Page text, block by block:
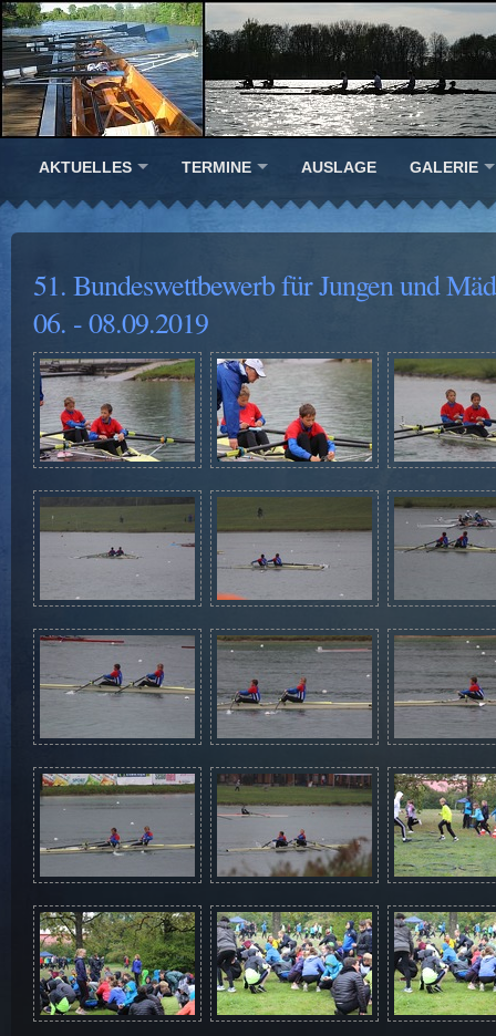
AKTUELLES TERMINE AUSLAGE GALERIE
51. Bundeswettbewerb für Jungen und
06. - 08.09.2019